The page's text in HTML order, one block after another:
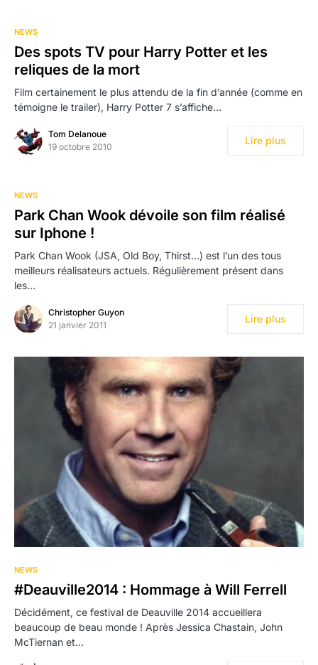
NEWS
Des spots TV pour Harry Potter et les
reliques de la mort
Film certainement le plus attendu de la fin d’année (comme en
témoigne le trailer), Harry Potter 7 s’affiche…
Tom Delanoue
19 octobre 2010
Lire plus
NEWS
Park Chan Wook dévoile son film réalisé
sur Iphone !
Park Chan Wook (JSA, Old Boy, Thirst…) est l’un des tous
meilleurs réalisateurs actuels. Régulièrement présent dans
les…
Christopher Guyon
21 janvier 2011
Lire plus
NEWS
#Deauville2014 : Hommage à Will Ferrell
Décidément, ce festival de Deauville 2014 accueillera
beaucoup de beau monde ! Après Jessica Chastain, John
McTiernan et…